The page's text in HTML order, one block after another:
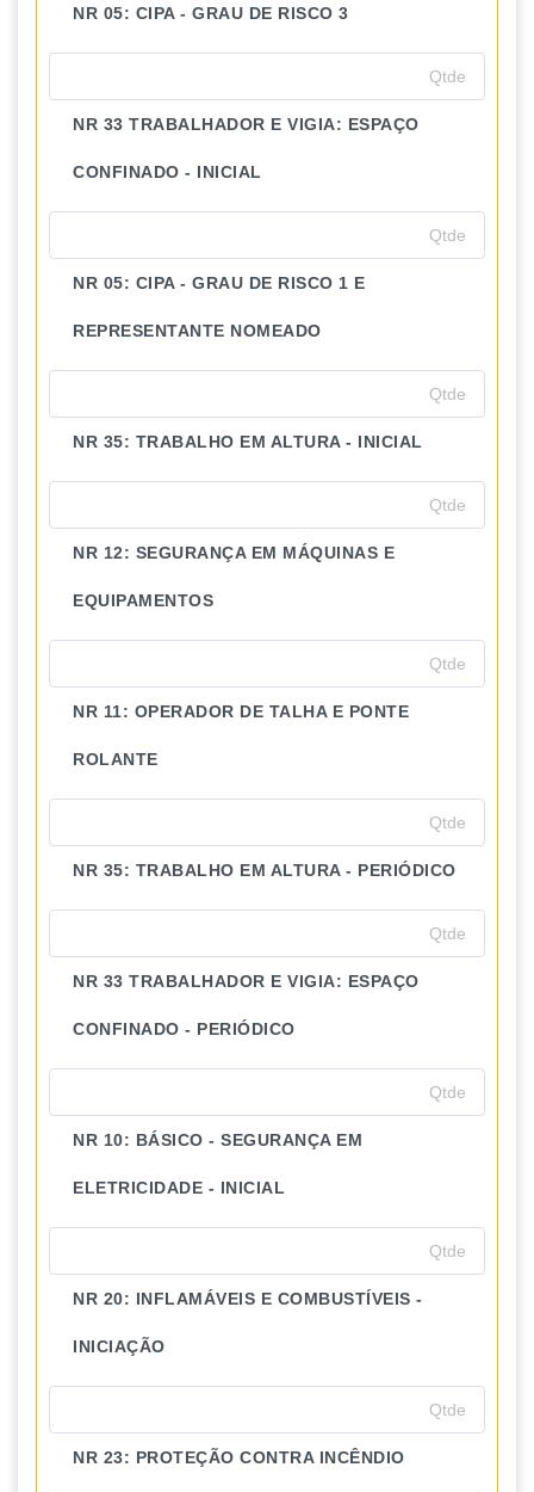
NR 05: CIPA - GRAU DE RISCO 3
NR 33 TRABALHADOR E VIGIA: ESPAÇO
CONFINADO - INICIAL
NR 05: CIPA - GRAU DE RISCO 1 E
REPRESENTANTE NOMEADO
NR 35: TRABALHO EM ALTURA - INICIAL
NR 12: SEGURANÇA EM MÁQUINAS E
EQUIPAMENTOS
NR 11: OPERADOR DE TALHA E PONTE
ROLANTE
NR 35: TRABALHO EM ALTURA - PERIÓDICO
NR 33 TRABALHADOR E VIGIA: ESPAÇO
CONFINADO - PERIÓDICO
NR 10: BÁSICO - SEGURANÇA EM
ELETRICIDADE - INICIAL
NR 20: INFLAMÁVEIS E COMBUSTÍVEIS -
INICIAÇÃO
NR 23: PROTEÇÃO CONTRA INCÊNDIO